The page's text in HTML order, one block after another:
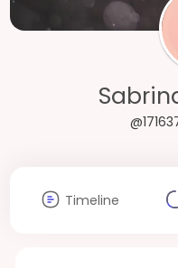
Timeline